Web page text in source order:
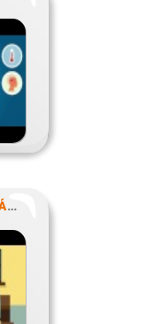
LEGGYAKORIBB JÁRVÁNYUNK